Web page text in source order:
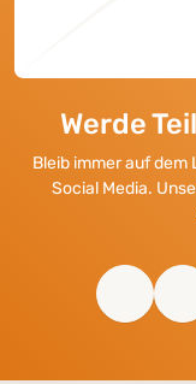
Werde
Bleib immer auf
Social Media.